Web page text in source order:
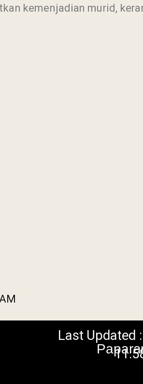
kemenjadian murid,